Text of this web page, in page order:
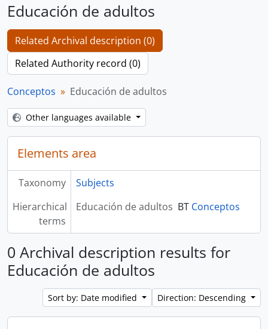
Educación de adultos
Related Archival description (0)
Related Authority record (0)
Conceptos Educación de adultos
Other languages available
Elements area
Taxonomy
Subjects
Hierarchical
terms
Educación de adultos BT Conceptos
0 Archival description results for
Educación de adultos
Sort by: Date modified Direction: Descending